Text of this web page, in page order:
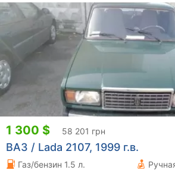
1 300 $ 58 201 грн
ВАЗ / Lada 2107, 1999 г.в.
Газ/бензин 1.5 л.